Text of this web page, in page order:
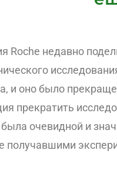
Roche недавно
и оно было
прекратить
была очевидной и
получавшими